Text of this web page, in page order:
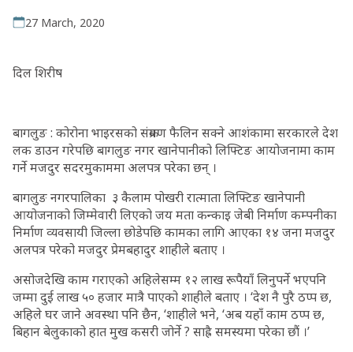
27 March, 2020
दिल शिरीष
बागलुङ : कोरोना भाइरसको संक्रमण फैलिन सक्ने आशंकामा सरकारले देश
लक डाउन गरेपछि बागलुङ नगर खानेपानीको लिफ्टिङ आयोजनामा काम
गर्ने मजदुर सदरमुकाममा अलपत्र परेका छन् ।
बागलुङ नगरपालिका ३ कैलाम पोखरी रात्माता लिफ्टिङ खानेपानी
आयोजनाको जिम्मेवारी लिएको जय मता कन्काइ जेबी निर्माण कम्पनीका
निर्माण व्यवसायी जिल्ला छोडेपछि कामका लागि आएका १४ जना मजदुर
अलपत्र परेको मजदुर प्रेमबहादुर शाहीले बताए ।
असोजदेखि काम गराएको अहिलेसम्म १२ लाख रूपैयाँ लिनुपर्ने भएपनि
जम्मा दुई लाख ५० हजार मात्रै पाएको शाहीले बताए । ‘देश नै पुरै ठप्प छ,
अहिले घर जाने अवस्था पनि छैन, ‘शाहीले भने, ‘अब यहाँ काम ठप्प छ,
बिहान बेलुकाको हात मुख कसरी जोर्ने ? साह्रै समस्यमा परेका छौं ।’